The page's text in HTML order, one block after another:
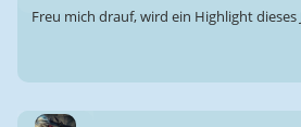
Freu mich drauf, wird ein Highlight dieses